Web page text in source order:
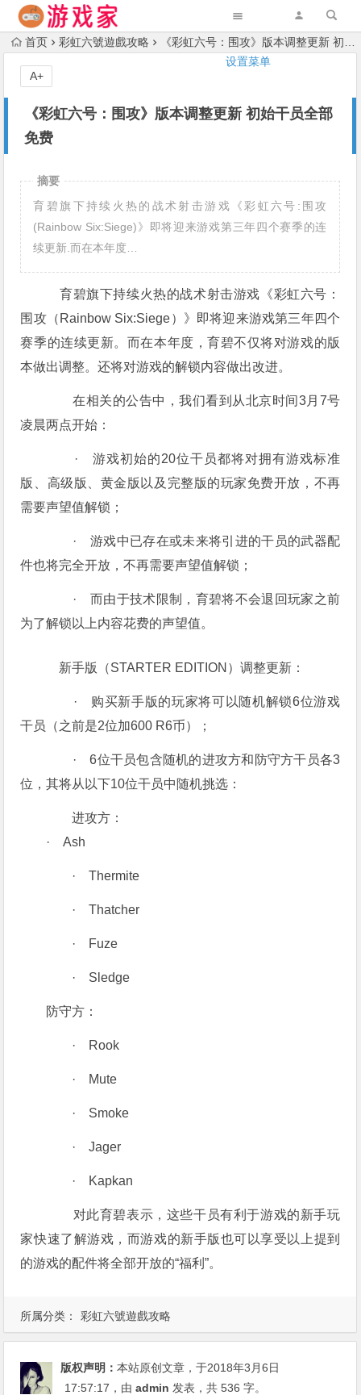
设置菜单
首页 彩虹六號遊戲攻略 《彩虹六号：围攻》版本调整更新 初始干员全部免费
《彩虹六号：围攻》版本调整更新 初始干员全部
免费
A+
所属分类： 彩虹六號遊戲攻略
摘要
育碧旗下持续火热的战术射击游戏《彩虹六号:围攻
(Rainbow Six:Siege)》即将迎来游戏第三年四个赛季的连
续更新.而在本年度…
育碧旗下持续火热的战术射击游戏《彩虹六号：
围攻（Rainbow Six:Siege）》即将迎来游戏第三年四个
赛季的连续更新。而在本年度，育碧不仅将对游戏的版
本做出调整。还将对游戏的解锁内容做出改进。
在相关的公告中，我们看到从北京时间3月7号
凌晨两点开始：
· 游戏初始的20位干员都将对拥有游戏标准
版、高级版、黄金版以及完整版的玩家免费开放，不再
需要声望值解锁；
· 游戏中已存在或未来将引进的干员的武器配
件也将完全开放，不再需要声望值解锁；
· 而由于技术限制，育碧将不会退回玩家之前
为了解锁以上内容花费的声望值。
新手版（STARTER EDITION）调整更新：
· 购买新手版的玩家将可以随机解锁6位游戏
干员（之前是2位加600 R6币）；
· 6位干员包含随机的进攻方和防守方干员各3
位，其将从以下10位干员中随机挑选：
进攻方：
· Ash
· Thermite
· Thatcher
· Fuze
· Sledge
防守方：
· Rook
· Mute
· Smoke
· Jager
· Kapkan
对此育碧表示，这些干员有利于游戏的新手玩
家快速了解游戏，而游戏的新手版也可以享受以上提到
的游戏的配件将全部开放的“福利”。
版权声明：本站原创文章，于2018年3月6日
17:57:17 ，由admin 发表，共 536 字。